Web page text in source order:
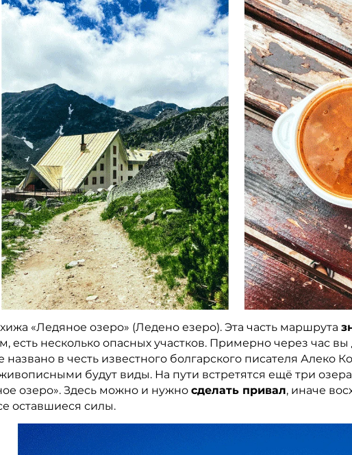
«Ледяное озеро» (Ледено езеро). Эта часть маршрута
есть несколько опасных участков. Примерно через час
названо в честь известного болгарского писателя Алеко
будут виды. На пути встретятся ещё три
озеро». Здесь можно и нужно сделать привал, иначе
оставшиеся силы.